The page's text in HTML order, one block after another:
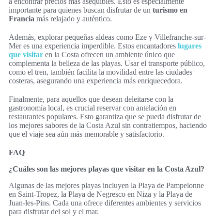
importante para quienes buscan disfrutar de un turismo en
Francia más relajado y auténtico.
Además, explorar pequeñas aldeas como Eze y Villefranche-sur-
Mer es una experiencia imperdible. Estos encantadores lugares
que visitar en la Costa ofrecen un ambiente único que
complementa la belleza de las playas. Usar el transporte público,
como el tren, también facilita la movilidad entre las ciudades
costeras, asegurando una experiencia más enriquecedora.
Finalmente, para aquellos que desean deleitarse con la
gastronomía local, es crucial reservar con antelación en
restaurantes populares. Esto garantiza que se pueda disfrutar de
los mejores sabores de la Costa Azul sin contratiempos, haciendo
que el viaje sea aún más memorable y satisfactorio.
FAQ
¿Cuáles son las mejores playas que visitar en la Costa Azul?
Algunas de las mejores playas incluyen la Playa de Pampelonne
en Saint-Tropez, la Playa de Negresco en Niza y la Playa de
Juan-les-Pins. Cada una ofrece diferentes ambientes y servicios
para disfrutar del sol y el mar.